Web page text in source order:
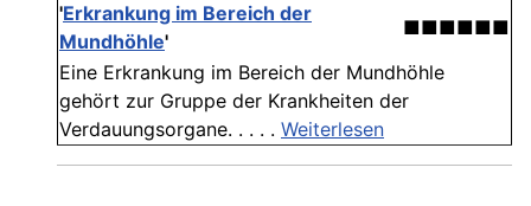
'Erkrankung im Bereich der
Mundhöhle'
■■■■■■
Eine Erkrankung im Bereich der Mundhöhle
gehört zur Gruppe der Krankheiten der
Verdauungsorgane. . . . . Weiterlesen